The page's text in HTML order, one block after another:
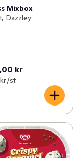
Mixbox
Dazzley
kr
/st